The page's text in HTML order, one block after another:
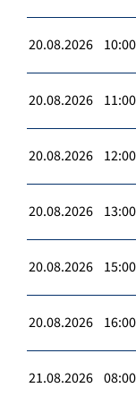
20.08.2026
20.08.2026
20.08.2026
20.08.2026
20.08.2026
20.08.2026
21.08.2026